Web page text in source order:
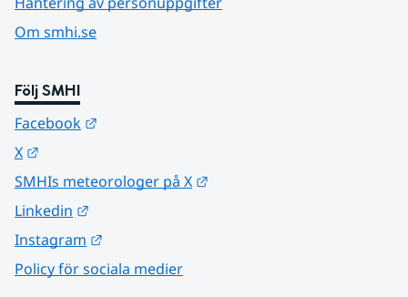
Om smhi.se
Följ SMHI
Facebook
X
SMHIs meteorologer på X
Linkedin
Instagram
Policy för sociala medier